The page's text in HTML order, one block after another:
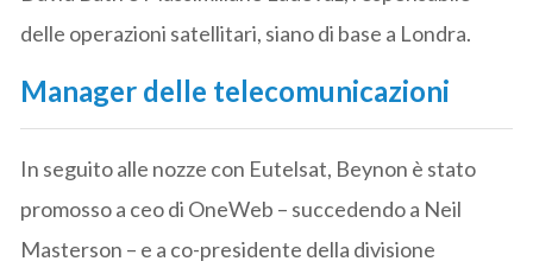
delle operazioni satellitari, siano di base a Londra.
Manager delle telecomunicazioni
In seguito alle nozze con Eutelsat, Beynon è stato
promosso a ceo di OneWeb – succedendo a Neil
Masterson – e a co-presidente della divisione